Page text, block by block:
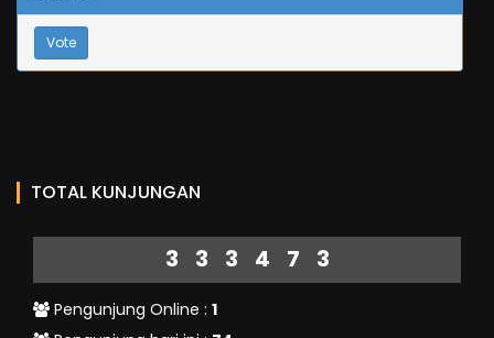
Vote
TOTAL KUNJUNGAN
333473
Pengunjung Online : 1